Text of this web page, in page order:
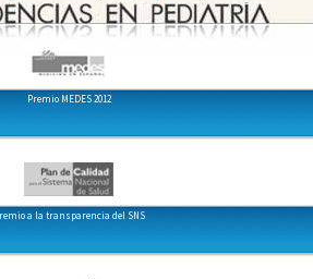
Premio MEDES 2012
a la transparencia del SNS